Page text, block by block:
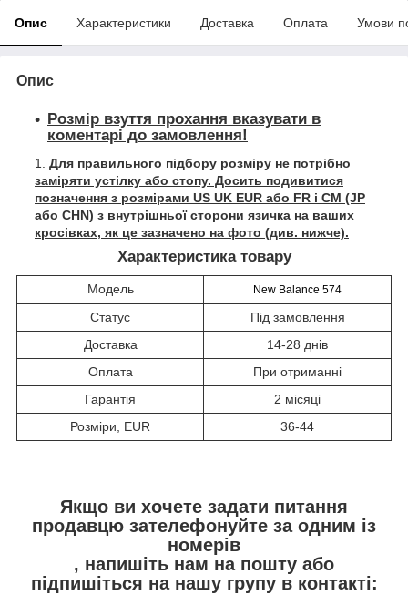
Опис Характеристики Доставка Оплата Умови
Опис
Розмір взуття прохання вказувати в
коментарі до замовлення!
Для правильного підбору розміру не потрібно
заміряти устілку або стопу. Досить подивитися
позначення з розмірами US UK EUR або FR і СМ (JP
або CHN) з внутрішньої сторони язичка на ваших
кросівках, як це зазначено на фото (див. нижче).
Характеристика товару
Модель New Balance 574
Статус
Під замовлення
Доставка
14-28 днів
Оплата
При отриманні
Гарантія
2 місяці
Розміри, EUR
36-44
Якщо ви хочете задати питання
продавцю зателефонуйте за одним із
номерів
, напишіть нам на пошту або
підпишіться на нашу групу в контакті: